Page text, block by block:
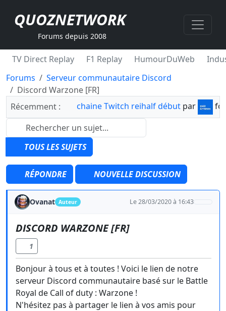
QUOZNETWORK
Forums depuis 2008
TV Direct Replay F1 Replay HumourDuWeb
Forums
Serveur communautaire Discord
Discord Warzone [FR]
Récemment :
chaine Twitch reihalf début par
TOUS LES SUJETS
RÉPONDRE NOUVELLE DISCUSSION
Ovanat Auteur Le 28/03/2020 à 16:43
DISCORD WARZONE [FR]
1
Bonjour à tous et à toutes ! Voici le lien de notre
serveur Discord communautaire basé sur le Battle
Royal de Call of duty : Warzone !
N'hésitez pas à partager le lien à vos amis pour